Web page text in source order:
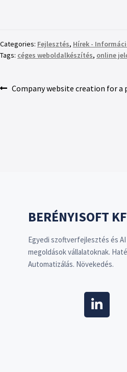
Categories: Fejlesztés, Hírek -
Tags: céges weboldalkészítés, online
Company website creation for a
BERÉNYISOFT
Egyedi szoftverfejlesztés és AI
megoldások vállalatoknak.
Automatizálás. Növekedés.